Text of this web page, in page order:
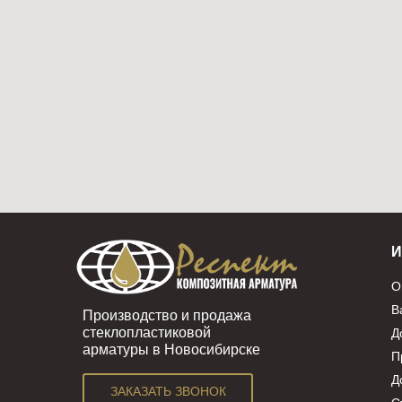
Производство и продажа
стеклопластиковой
арматуры в Новосибирске
ЗАКАЗАТЬ ЗВОНОК
О